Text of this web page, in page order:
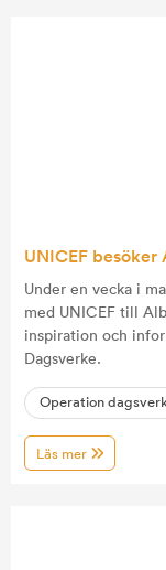
UNICEF
Under en vecka i
med UNICEF till
inspiration och
Dagsverke.
Operation
Läs mer